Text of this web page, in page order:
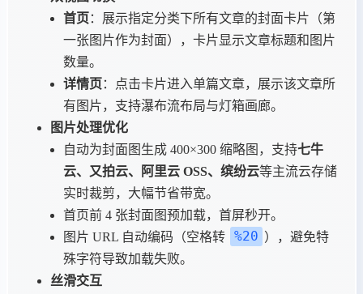
首页 ：展示指定分类下所有文章的封面卡片（第
一张图片作为封面），卡片显示文章标题和图片
数量。
详情页 ：点击卡片进入单篇文章，展示该文章所
有图片，支持瀑布流布局与灯箱画廊。
图片处理优化
自动为封面图生成 400×300 缩略图，支持七牛
云、又拍云、阿里云 OSS、缤纷云等主流云存储
实时裁剪，大幅节省带宽。
首页前 4 张封面图预加载，首屏秒开。
图片 URL 自动编码（空格转
%20 ），避免特
殊字符导致加载失败。
丝滑交互